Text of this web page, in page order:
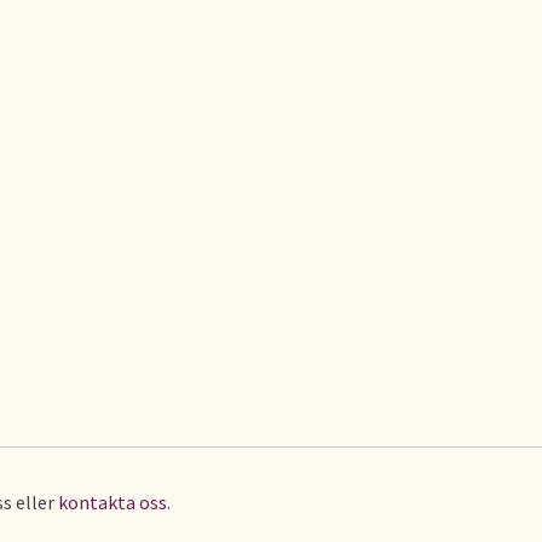
eller kontakta oss.